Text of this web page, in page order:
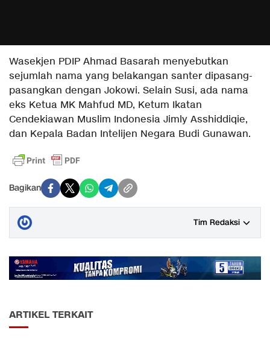
Wasekjen PDIP Ahmad Basarah menyebutkan
sejumlah nama yang belakangan santer dipasang-
pasangkan dengan Jokowi. Selain Susi, ada nama
eks Ketua MK Mahfud MD, Ketum Ikatan
Cendekiawan Muslim Indonesia Jimly Asshiddiqie,
dan Kepala Badan Intelijen Negara Budi Gunawan.
Bagikan
Tim Redaksi
ARTIKEL TERKAIT